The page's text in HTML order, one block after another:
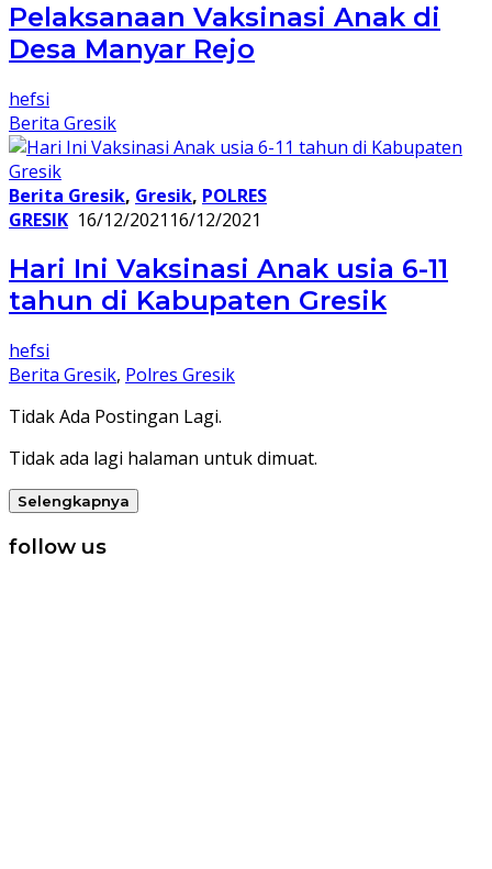
Pelaksanaan Vaksinasi Anak di
Desa Manyar Rejo
hefsi
Berita Gresik
Berita Gresik, Gresik, POLRES
GRESIK 16/12/2021 16/12/2021
Hari Ini Vaksinasi Anak usia 6-11
tahun di Kabupaten Gresik
hefsi
Berita Gresik, Polres Gresik
Tidak Ada Postingan Lagi.
Tidak ada lagi halaman untuk dimuat.
Selengkapnya
follow us